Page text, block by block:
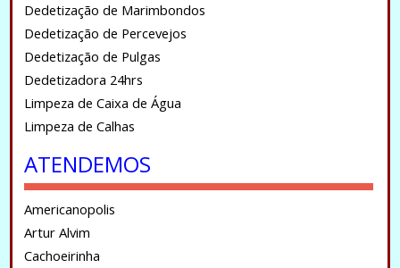
Dedetização de Marimbondos
Dedetização de Percevejos
Dedetização de Pulgas
Dedetizadora 24hrs
Limpeza de Caixa de Água
Limpeza de Calhas
ATENDEMOS
Americanopolis
Artur Alvim
Cachoeirinha